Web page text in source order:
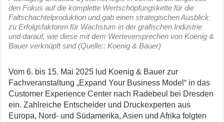
den Fokus auf die komplette Wertschöpfungskette für die
Faltschachtelproduktion und gab einen strategischen Ausblick
zu Erfolgsfaktoren für Wachstum in der grafischen Industrie
und darauf, wie diese mit dem Werteversprechen von Koenig &
Bauer verknüpft sind (Quelle:: Koenig & Bauer)
Vom 6. bis 15. Mai 2025 lud Koenig & Bauer zur
Fachveranstaltung „Expand Your Business Model“ in das
Customer Experience Center nach Radebeul bei Dresden
ein. Zahlreiche Entscheider und Druckexperten aus
Europa, Nord- und Südamerika, Asien und Afrika folgten